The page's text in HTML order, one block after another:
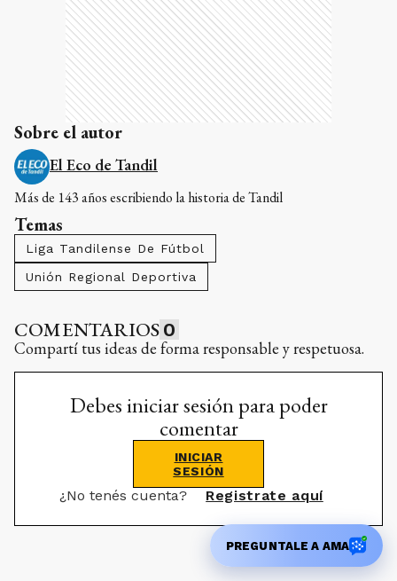
Sobre el autor
El Eco de Tandil
Más de 143 años escribiendo la historia de Tandil
Temas
Liga Tandilense De Fútbol
Unión Regional Deportiva
COMENTARIOS 0
Compartí tus ideas de forma responsable y respetuosa.
Debes iniciar sesión para poder
comentar
INICIAR
SESIÓN
¿No tenés cuenta? Registrate aquí
PREGUNTALE A AMA